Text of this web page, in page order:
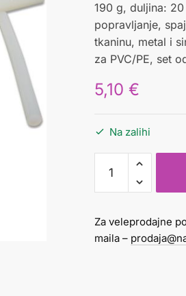
190 g, duljina:
popravljanje,
tkaninu, metal i
za PVC/PE, set
5,10 €
Na zalihi
silikonsko
u
okruglo
Meyco
Za veleprodajne
maila –